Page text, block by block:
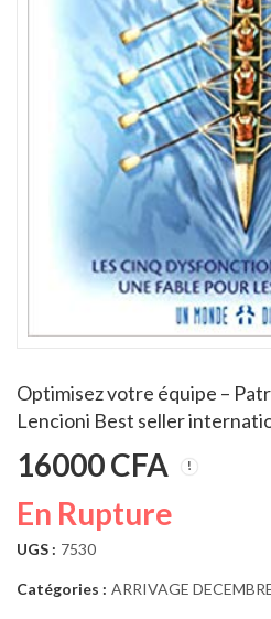
Optimisez votre équipe –
Lencioni Best seller
16000CFA
En Rupture
UGS : 7530
Catégories : ARRIVAGE
Note
3.00
sur 5
6000CFA